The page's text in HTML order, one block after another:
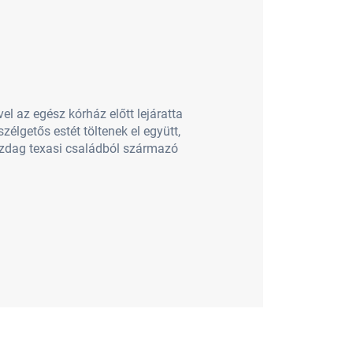
az egész kórház előtt lejáratta
estét töltenek el együtt,
texasi családból származó